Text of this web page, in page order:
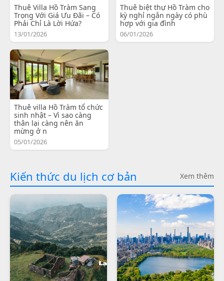
Thuê Villa Hồ Tràm Sang
Trọng Với Giá Ưu Đãi – Có
Phải Chỉ Là Lời Hứa?
13/01/2026
Thuê biệt thự Hồ Tràm cho
kỳ nghỉ ngắn ngày có phù
hợp với gia đình
06/01/2026
Thuê villa Hồ Tràm tổ chức
sinh nhật – Vì sao càng
thân lại càng nên ăn
mừng ở n
05/01/2026
Kiến thức du lịch cơ bản Xem thêm